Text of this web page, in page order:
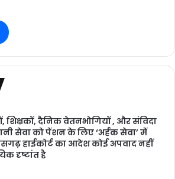
शिक्षकों, दैनिक वेतनभोगियों , और संविदा
सेवा को पेंशन के लिए ‘अर्हक सेवा’ में
हाईकोर्ट का आदेश कोई अपवाद नहीं
दृष्टांत है